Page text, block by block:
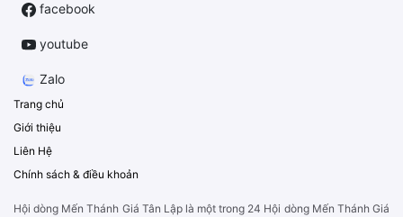
facebook
youtube
Zalo
Trang chủ
Giới thiệu
Liên Hệ
Chính sách & điều khoản
Hội dòng Mến Thánh Giá Tân Lập là một trong 24 Hội dòng Mến Thánh Giá